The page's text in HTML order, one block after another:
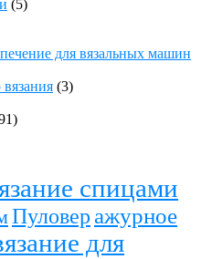
(5)
для вязальных машин
(3)
спицами
Пуловер ажурное
для